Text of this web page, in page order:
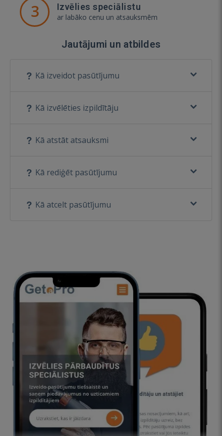
3 Izvēlies speciālistu
ar labāko cenu un atsauksmēm
Jautājumi un atbildes
Kā izveidot pasūtījumu
Kā izvēlēties izpildītāju
Kā atstāt atsauksmi
Kā rediģēt pasūtījumu
Kā atcelt pasūtījumu